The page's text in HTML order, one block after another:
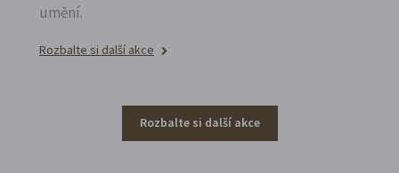
umění.
Rozbalte si další akce
Rozbalte si další akce